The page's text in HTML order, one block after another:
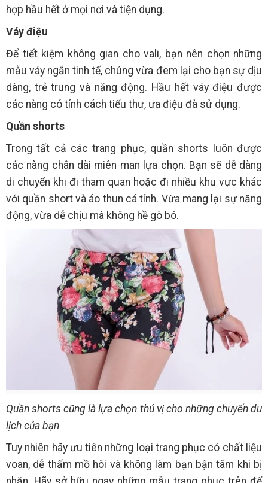
hợp hầu hết ở mọi nơi và tiện dụng.
Váy điệu
Để tiết kiệm không gian cho vali, bạn nên chọn những
mẫu váy ngắn tinh tế, chúng vừa đem lại cho bạn sự dịu
dàng, trẻ trung và năng động. Hầu hết váy điệu được
các nàng có tính cách tiểu thư, ưa điệu đà sử dụng.
Quần shorts
Trong tất cả các trang phục, quần shorts luôn được
các nàng chân dài miên man lựa chọn. Bạn sẽ dễ dàng
di chuyển khi đi tham quan hoặc đi nhiều khu vực khác
với quần short và áo thun cá tính. Vừa mang lại sự năng
động, vừa dễ chịu mà không hề gò bó.
Quần shorts cũng là lựa chọn thú vị cho những chuyến du
lịch của bạn
Tuy nhiên hãy ưu tiên những loại trang phục có chất liệu
voan, dễ thấm mồ hôi và không làm bạn bận tâm khi bị